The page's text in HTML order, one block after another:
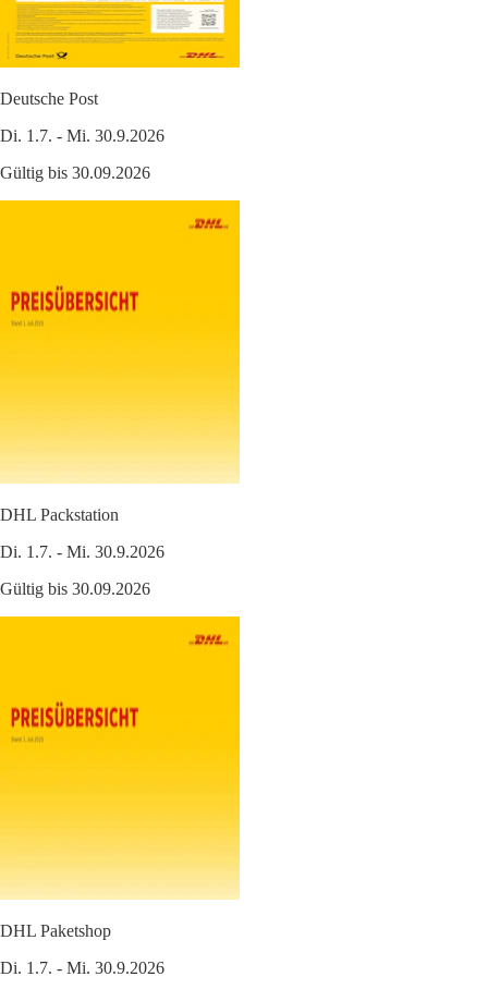
Deutsche Post
Di. 1.7. - Mi. 30.9.2026
Gültig bis 30.09.2026
DHL Packstation
Di. 1.7. - Mi. 30.9.2026
Gültig bis 30.09.2026
DHL Paketshop
Di. 1.7. - Mi. 30.9.2026